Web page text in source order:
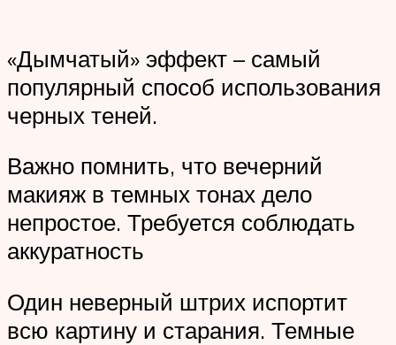
«Дымчатый» эффект – самый
популярный способ использования
черных теней.
Важно помнить, что вечерний
макияж в темных тонах дело
непростое. Требуется соблюдать
аккуратность
Один неверный штрих испортит
всю картину и старания. Темные